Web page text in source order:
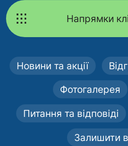
Напрямки
Новини та акції
Фотогалерея
Питання та відповіді
Залишити